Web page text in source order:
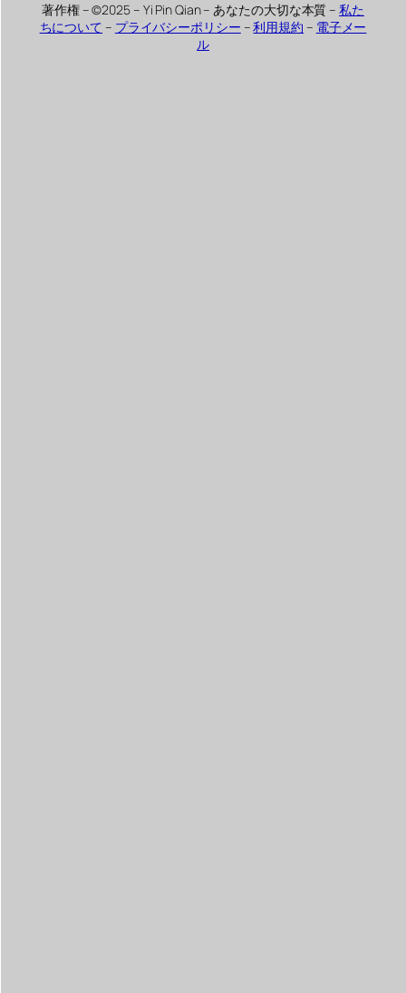
著作権 – ©2025 – Yi Pin Qian – あなたの大切な本質 –私た
ちについて – プライバシーポリシー –利用規約 – 電子メー
ル